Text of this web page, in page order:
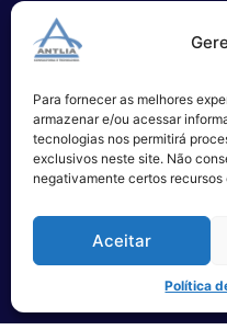
Para fornecer as melhores
armazenar e/ou acessar
tecnologias nos permitirá
exclusivos neste site. Não
negativamente certos recursos
Aceitar
Política
de softwares e
Alameda
São Paulo